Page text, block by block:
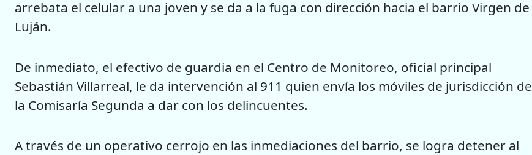
arrebata el celular a una joven y se da a la fuga con dirección hacia el barrio Virgen de
Luján.
De inmediato, el efectivo de guardia en el Centro de Monitoreo, oficial principal
Sebastián Villarreal, le da intervención al 911 quien envía los móviles de jurisdicción de
la Comisaría Segunda a dar con los delincuentes.
A través de un operativo cerrojo en las inmediaciones del barrio, se logra detener al